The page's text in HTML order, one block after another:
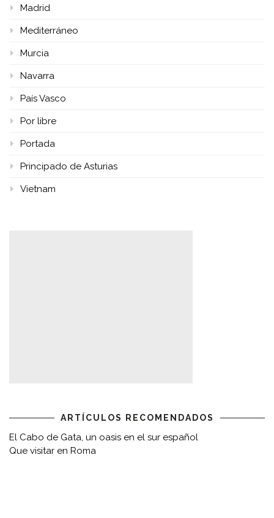
Madrid
Mediterráneo
Murcia
Navarra
País Vasco
Por libre
Portada
Principado de Asturias
Vietnam
ARTÍCULOS RECOMENDADOS
El Cabo de Gata, un oasis en el sur español
Que visitar en Roma